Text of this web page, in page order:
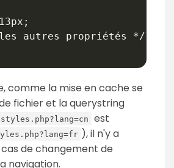
autres propriétés */
comme la mise en cache se
fichier et la querystring
styles.php?lang=cn
est
), il n'y a
de changement de
navigation.